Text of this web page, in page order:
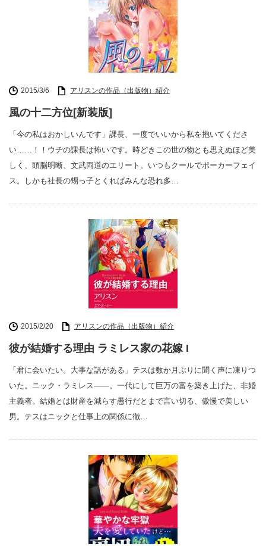
2015/3/6 アリスンの作品（出版物）紹介
風の十二方位[新装版]
「今の私はおかしいんです」課長、一度でいいから私を抱いてくださ
い……！！ウチの課長は怖いです。時どきこの世の物とも思えぬほど美
しく、頭脳明晰、文武両道のエリート。いつもクールでポーカーフェイ
ス。しかも社長の甥っ子とくればみんな恐れ多…
2015/2/20 アリスンの作品（出版物）紹介
彼が結婚する理由 ラミレス家の花嫁 I
「君に会いたい。大事な話がある」テスは数か月ぶりに聞く声に凍りつ
いた。ニック・ラミレス――。一代にして巨万の富を築き上げた、非婚
主義者。結婚とは財産を減らす愚行だとまで言い切る、傲慢で美しい
男。テスはニックと仕事上の関係に徹…